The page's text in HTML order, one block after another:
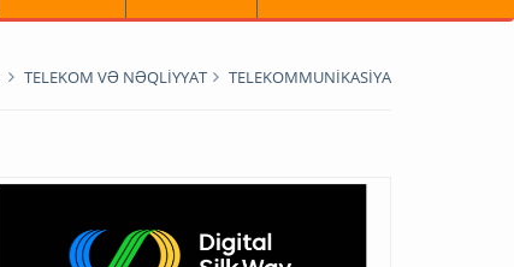
TELEKOM VƏ NƏQLİYYAT TELEKOMMUNİKASİYA